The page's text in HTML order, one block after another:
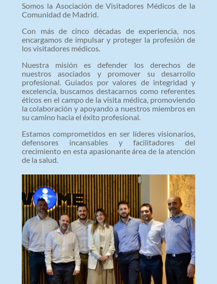
Somos la Asociación de Visitadores Médicos de la
Comunidad de Madrid.
Con más de cinco décadas de experiencia, nos
encargamos de impulsar y proteger la profesión de
los visitadores médicos.
Nuestra misión es defender los derechos de
nuestros asociados y promover su desarrollo
profesional. Guiados por valores de integridad y
excelencia, buscamos destacarnos como referentes
éticos en el campo de la visita médica, promoviendo
la colaboración y apoyando a nuestros miembros en
su camino hacia el éxito profesional.
Estamos comprometidos en ser líderes visionarios,
defensores incansables y facilitadores del
crecimiento en esta apasionante área de la atención
de la salud.